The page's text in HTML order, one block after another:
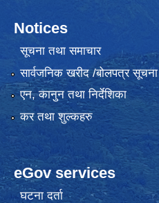
Notices
सूचना तथा समाचार
सार्वजनिक खरीद /बोलपत्र सूचना
एन, कानुन तथा निर्देशिका
कर तथा शुल्कहरु
eGov services
घटना दर्ता